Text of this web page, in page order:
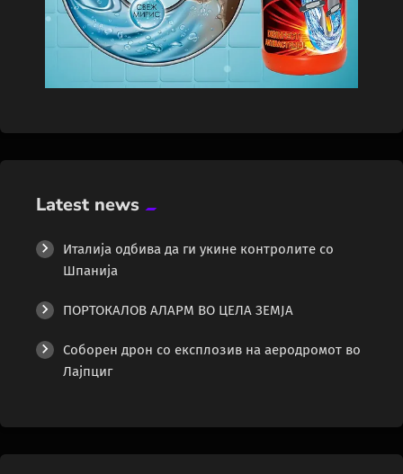
Latest news
Италија одбива да ги укине контролите со
Шпанија
ПОРТОКАЛОВ АЛАРМ ВО ЦЕЛА ЗЕМЈА
Соборен дрон со експлозив на аеродромот во
Лајпциг